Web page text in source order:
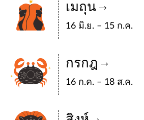
เมถุน
16 มิ.ย. – 15 ก.ค.
กรกฎ
16 ก.ค. – 18 ส.ค.